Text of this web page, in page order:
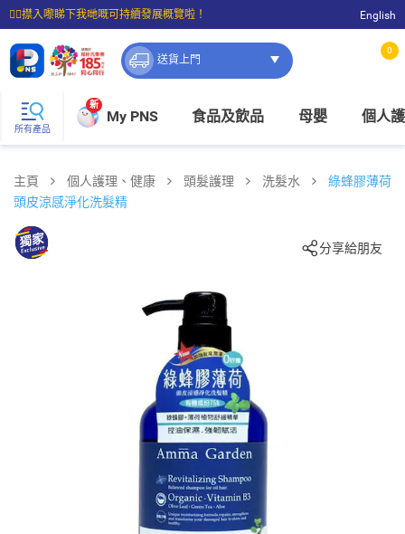
☝🏼㩒入嚟睇下我哋嘅可持續發展概覽啦！
⭐購物滿$399即享免費送貨；滿$100即可免費店取。
English
送貨上門
0
所有產品
新
My PNS 食品及飲品 母嬰 個人
主頁 個人護理、健康 頭髮護理 洗髮水
綠蜂膠薄荷
頭皮涼感淨化洗髮精
分享給朋友